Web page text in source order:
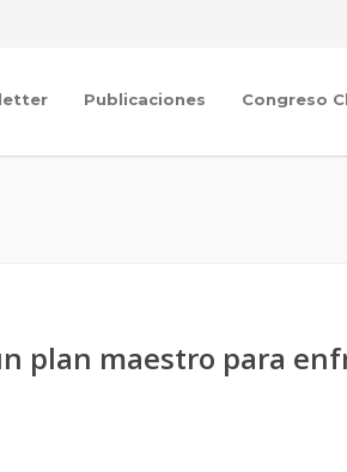
Publicaciones Congreso
plan maestro para